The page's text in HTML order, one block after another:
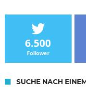
6.500
Follower
SUCHE NACH